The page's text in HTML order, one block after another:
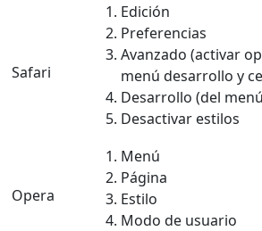
Safari
Edición
Preferencias
Avanzado (activar
menú desarrollo y
Desarrollo (del
Desactivar estilos
Opera
Menú
Página
Estilo
Modo de usuario